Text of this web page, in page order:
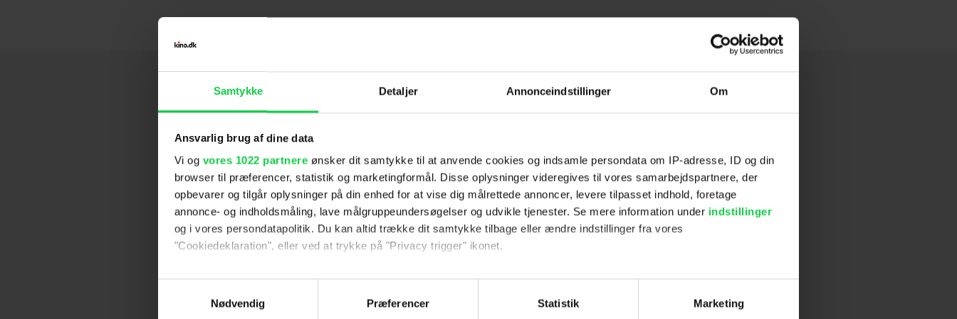
Samtykke Detaljer Annonceindstillinger Om
Ansvarlig brug af dine data
Vi og vores 1022 partnere ønsker dit samtykke til at anvende cookies og indsamle persondata om IP-adresse, ID og din
browser til præferencer, statistik og marketingformål. Disse oplysninger videregives til vores samarbejdspartnere, der
opbevarer og tilgår oplysninger på din enhed for at vise dig målrettede annoncer, levere tilpasset indhold, foretage
annonce- og indholdsmåling, lave målgruppeundersøgelser og udvikle tjenester. Se mere information under indstillinger
og i vores persondatapolitik. Du kan altid trække dit samtykke tilbage eller ændre indstillinger fra vores
"Cookiedeklaration", eller ved at trykke på "Privacy trigger" ikonet.
Hvis du tillader det, vil vi også gerne:
Indsamle præcise oplysninger om din placering, der kan være nøjagtig inden for få meter
Nødvendig
Præferencer Statistik Marketing
Hold dig opdateret
Ved tilmelding accepterer jeg
samtidig Kino.dks
Markedsføringssamtykke
Om Kino.dk